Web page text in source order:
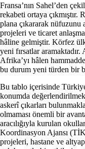
Fransa’nın Sahel’den
rekabeti ortaya
plana çıkararak nüfuzunu
projeleri ve ticaret
hâline gelmiştir. Körfez
yeni fırsatlar
Afrika’yı hâlen
bu durum yeni türden bir
Bu tablo içerisinde
konumda
askerî çıkarları
olmaması önemli bir
aracılığıyla kurulan
Koordinasyon Ajansı
projeleri, hastane ve